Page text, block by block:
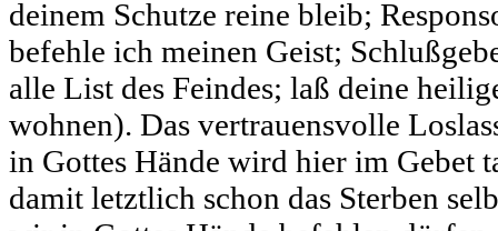
deinem Schutze reine bleib;
befehle ich meinen Geist;
alle List des Feindes; laß deine
wohnen). Das vertrauensvolle
in Gottes Hände wird hier im Gebet
damit letztlich schon das Sterben